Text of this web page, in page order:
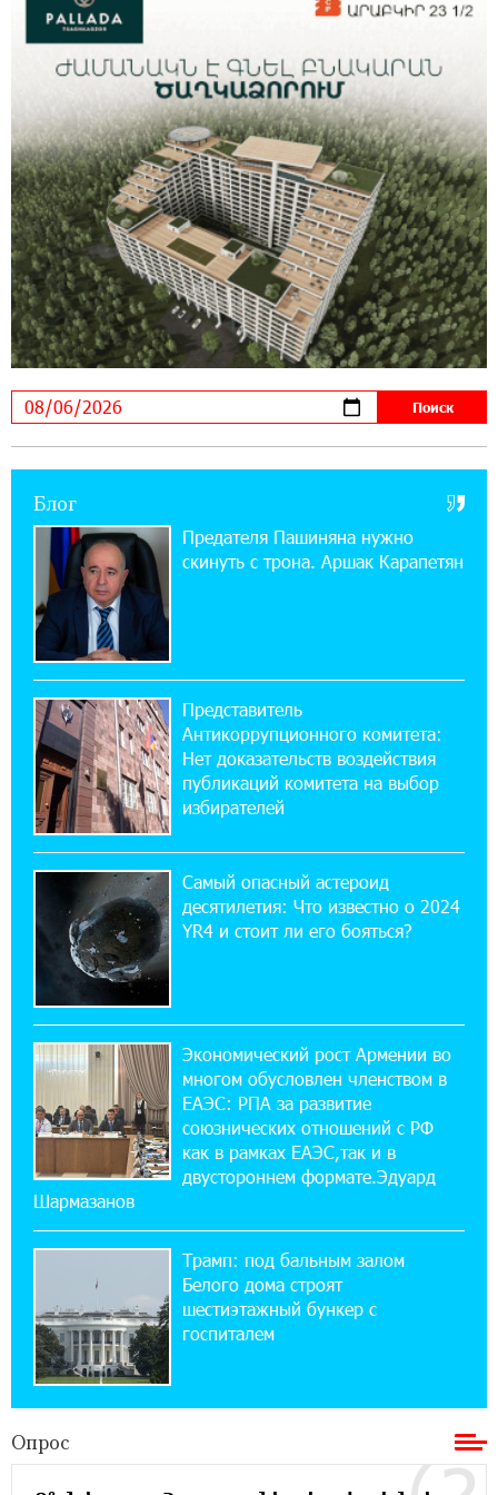
17:03:49 30-07-2026
Платформа Rate.Trading на Seaside Startup
Summit: IDBank представил инновационное
решение
14:44:13 29-07-2026
Состоялось открытие Khachaturian Rooftop
при поддержке IDBank
18:38:18 28-07-2026
Пашинян ты упустил свой шанс уйти
спокойно. Аршак Карапетян
12:04:53 28-07-2026
Обновленный Центр продаж и обслуживания
Никогда Нагорный Карабах не был в составе
независимого Азербайджана. Аршак
Карапетян
17:52:29 25-07-2026
Бывший премьер-министр Словакии
обратился к президенту страны с просьбой
содействовать освобождению армянских заключенных,
осужденных в Азербайджане
12:17:04 23-07-2026
Против кого вооружается Азербайджан?
Аршак Карапетян
12:04:45 23-07-2026
При поддержке Ucom в спортивной школе
Вайка установлена солнечная
электростанция мощностью 15 кВт
20:50:22 22-07-2026
Новые финансовые навыки на «Давидбекских
играх»: Idram&IDBank
11:25:48 21-07-2026
Кругом война. А вас вводят в заблуждение.
Аршак Карапетян
16:32:52 20-07-2026
Центр продаж и обслуживания Ucom в
Егварде возобновил работу по новому адресу
— ул. Ереванян, 3/47
15:44:07 17-07-2026
До 25% idcoin-ов при покупке авиабилетов
Блог
Предателя Пашиняна нужно
скинуть с трона. Аршак Карапетян
Представитель
Антикоррупционного комитета:
Нет доказательств воздействия
публикаций комитета на выбор
избирателей
Самый опасный астероид
десятилетия: Что известно о 2024
YR4 и стоит ли его бояться?
Экономический рост Армении во
многом обусловлен членством в
ЕАЭС: РПА за развитие
союзнических отношений с РФ
как в рамках ЕАЭС,так и в
двустороннем формате.Эдуард
Шармазанов
Трамп: под бальным залом
Белого дома строят
шестиэтажный бункер с
госпиталем
Опрос